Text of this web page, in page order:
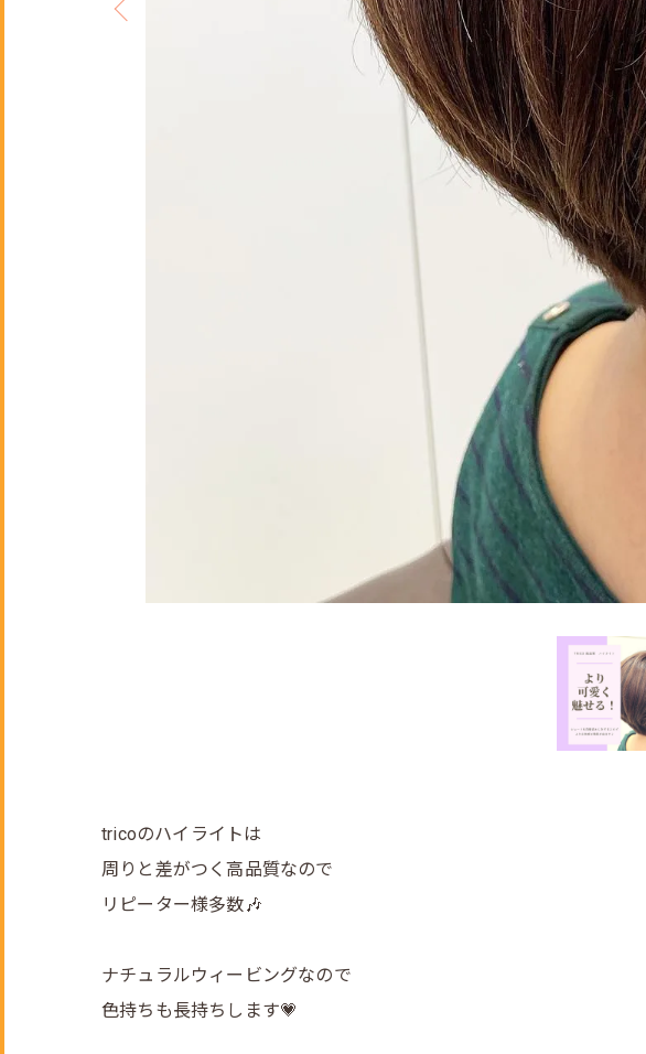
tricoのハイライトは
周りと差がつく高品質なので
リピーター様多数🎶
ナチュラルウィービングなので
色持ちも長持ちします💗